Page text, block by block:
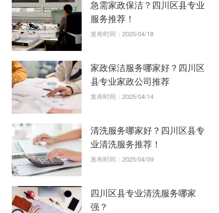
急需家政保洁？四川区县专业
服务推荐！
发布时间：2025/04/18
家政保洁服务哪家好？四川区
县专业家政公司推荐
发布时间：2025/04/14
清洗服务哪家好？四川区县专
业清洗服务推荐！
发布时间：2025/04/09
四川区县专业清洗服务哪家
强？